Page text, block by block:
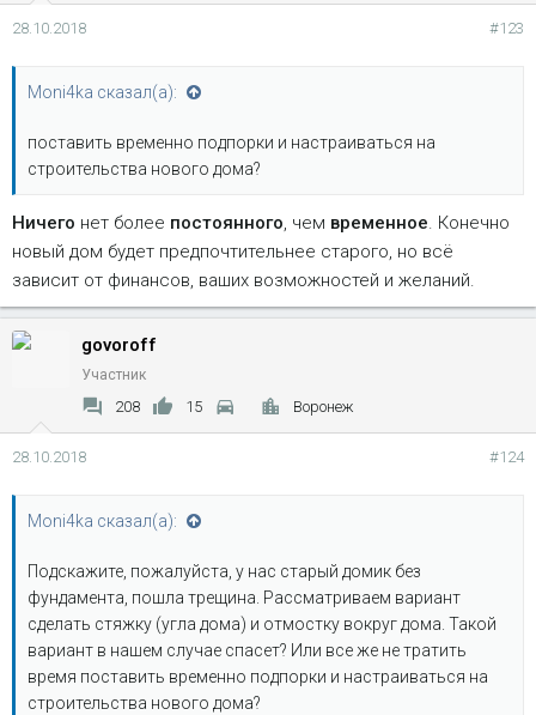
28.10.2018 #123
Moni4ka сказал(а):
поставить временно подпорки и настраиваться на
строительства нового дома?
Ничего нет более постоянного, чем временное. Конечно
новый дом будет предпочтительнее старого, но всё
зависит от финансов, ваших возможностей и желаний.
govoroff
Участник
208 15 Воронеж
28.10.2018 #124
Moni4ka сказал(а):
Подскажите, пожалуйста, у нас старый домик без
фундамента, пошла трещина. Рассматриваем вариант
сделать стяжку (угла дома) и отмостку вокруг дома. Такой
вариант в нашем случае спасет? Или все же не тратить
время поставить временно подпорки и настраиваться на
строительства нового дома?